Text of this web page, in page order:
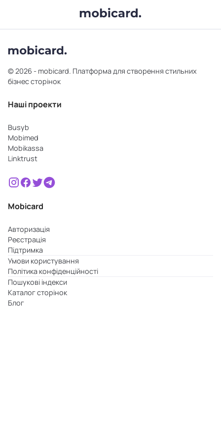
© 2026 - mobicard. Платформа для створення стильних
бізнес сторінок
Наші проекти
Busyb
Mobimed
Mobikassa
Linktrust
Mobicard
Авторизація
Реєстрація
Підтримка
Умови користування
Політика конфіденційності
Пошукові індекси
Каталог сторінок
Блог